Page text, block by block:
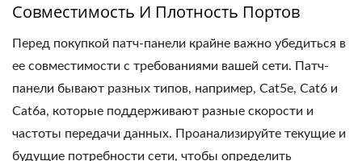
Совместимость И Плотность Портов
Перед покупкой патч-панели крайне важно убедиться в
ее совместимости с требованиями вашей сети. Патч-
панели бывают разных типов, например, Cat5e, Cat6 и
Cat6a, которые поддерживают разные скорости и
частоты передачи данных. Проанализируйте текущие и
будущие потребности сети, чтобы определить